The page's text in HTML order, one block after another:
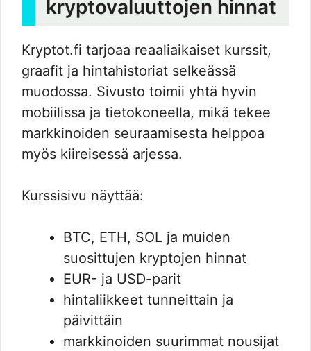
kryptovaluuttojen hinnat
Kryptot.fi tarjoaa reaaliaikaiset kurssit,
graafit ja hintahistoriat selkeässä
muodossa. Sivusto toimii yhtä hyvin
mobiilissa ja tietokoneella, mikä tekee
markkinoiden seuraamisesta helppoa
myös kiireisessä arjessa.
Kurssisivu näyttää:
BTC, ETH, SOL ja muiden
suosittujen kryptojen hinnat
EUR- ja USD-parit
hintaliikkeet tunneittain ja
päivittäin
markkinoiden suurimmat nousijat